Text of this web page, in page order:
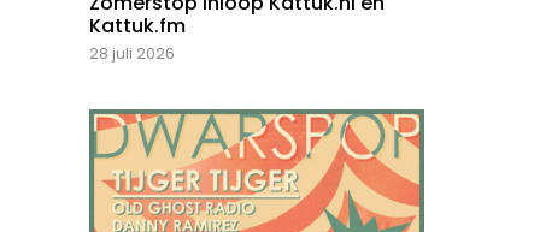
Kattuk.fm
28 juli 2026